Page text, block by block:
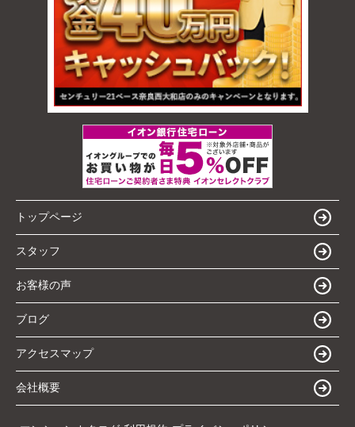
トップページ
スタッフ
お客様の声
ブログ
アクセスマップ
会社概要